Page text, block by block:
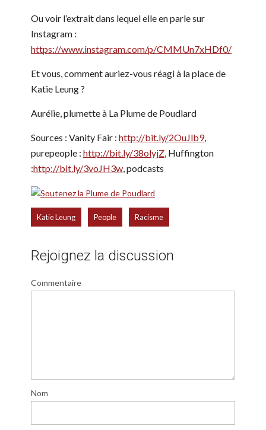
Ou voir l’extrait dans lequel elle en parle sur
Instagram :
https://www.instagram.com/p/CMMUn7xHDf0/
Et vous, comment auriez-vous réagi à la place de
Katie Leung ?
Aurélie, plumette à La Plume de Poudlard
Sources : Vanity Fair : http://bit.ly/2OuJlb9,
purepeople : http://bit.ly/38olyjZ , Huffington
:http://bit.ly/3voJH3w , podcasts
Katie Leung People Racisme
Rejoignez la discussion
Commentaire
Nom